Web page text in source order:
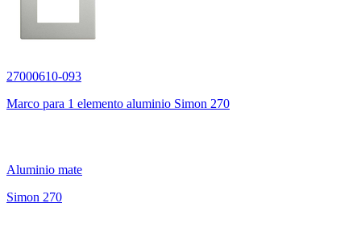
27000610-093
Marco para 1 elemento aluminio Simon 270
Aluminio mate
Simon 270